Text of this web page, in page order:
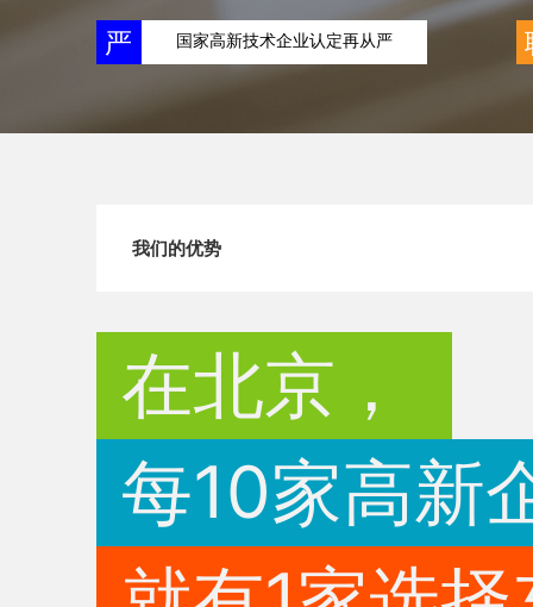
严 国家高新技术企业认定再从严
我们的优势
在北京，
每10家高新